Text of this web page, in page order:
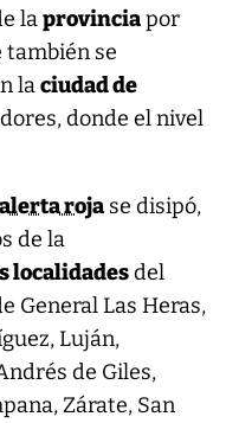
laprovinciapor
se
laciudad de
donde el nivel
rojase disipó,
de la
localidadesdel
General Las Heras,
Luján,
de Giles,
Zárate, San